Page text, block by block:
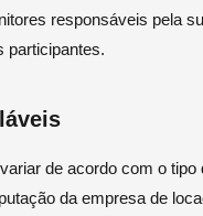
responsáveis pela
participantes.
de acordo com o tipo
da empresa de